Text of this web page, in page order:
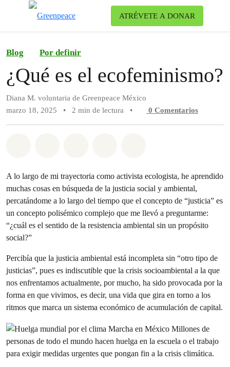
ATRÉVETE A DONAR
Blog Por definir
¿Qué es el ecofeminismo?
Diana M. voluntaria de Greenpeace México
marzo 18, 2025
• 2 min de lectura • 0 Comentarios
A lo largo de mi trayectoria como activista ecologista, he aprendido
muchas cosas en búsqueda de la justicia social y ambiental,
percatándome a lo largo del tiempo que el concepto de “justicia” es
un concepto polisémico complejo que me llevó a preguntarme:
“¿cuál es el sentido de la resistencia ambiental sin un propósito
social?”
Percibía que la justicia ambiental está incompleta sin “otro tipo de
justicias”, pues es indiscutible que la crisis socioambiental a la que
nos enfrentamos actualmente, por mucho, ha sido provocada por la
forma en que vivimos, es decir, una vida que gira en torno a los
ritmos que marca un sistema económico de acumulación de capital.